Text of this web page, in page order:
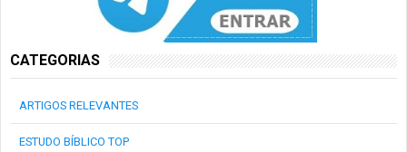
CATEGORIAS
ARTIGOS RELEVANTES
ESTUDO BÍBLICO TOP